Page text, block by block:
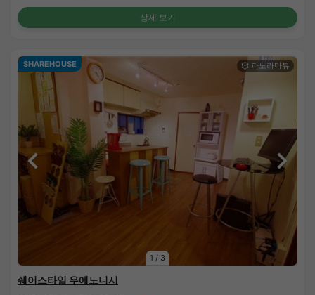
상세 보기
1 / 3
SHAREHOUSE
쉐어스타일 우에노니시